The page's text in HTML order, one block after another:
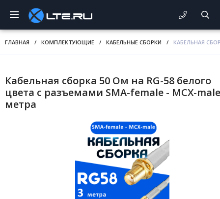
ГЛАВНАЯ / КОМПЛЕКТУЮЩИЕ / КАБЕЛЬНЫЕ СБОРКИ / КАБЕЛЬНАЯ
Кабельная сборка 50 Ом на RG-58 белого
цвета с разъемами SMA-female - MCX-
метра